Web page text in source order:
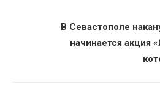
В Севастополе
начинается акция